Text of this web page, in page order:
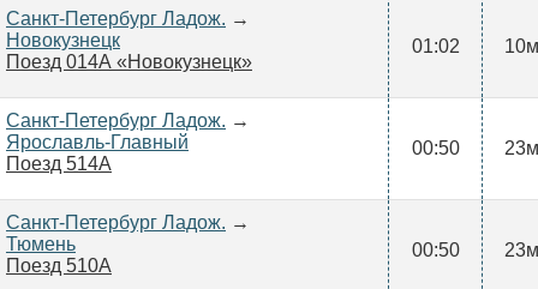
Санкт-Петербург Ладож. →
Новокузнецк
Поезд 014А «Новокузнецк»
01:02 10м
Санкт-Петербург Ладож. →
Ярославль-Главный
Поезд 514А
00:50 23м
Санкт-Петербург Ладож. →
Тюмень
Поезд 510А
00:50 23м